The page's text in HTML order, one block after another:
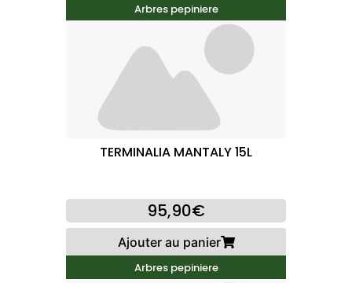
Arbres pepiniere
TERMINALIA MANTALY 15L
95,90€
Ajouter au panier
Arbres pepiniere